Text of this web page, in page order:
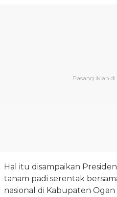
Hal itu disampaikan
tanam padi serentak
nasional di Kabupaten